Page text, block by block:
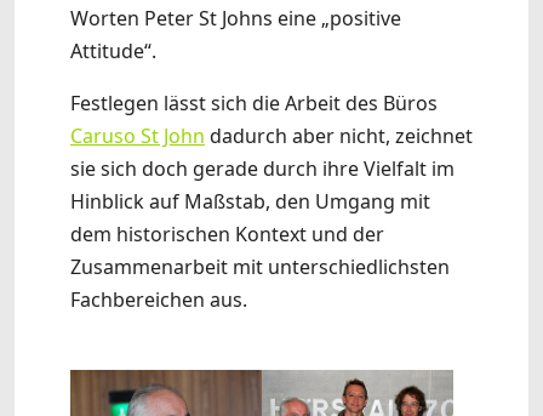
Worten Peter St Johns eine „positive
Attitude“.
Festlegen lässt sich die Arbeit des Büros
Caruso St John dadurch aber nicht, zeichnet
sie sich doch gerade durch ihre Vielfalt im
Hinblick auf Maßstab, den Umgang mit
dem historischen Kontext und der
Zusammenarbeit mit unterschiedlichsten
Fachbereichen aus.
Show larger version Show larger version